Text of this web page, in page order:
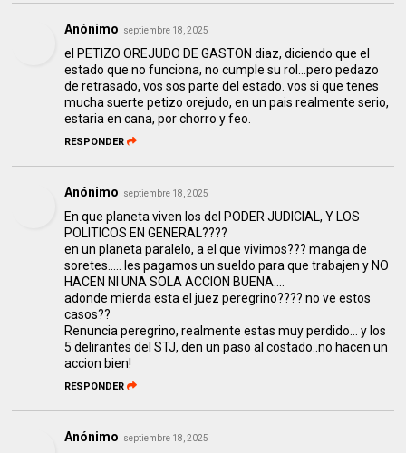
Anónimo septiembre 18, 2025
el PETIZO OREJUDO DE GASTON diaz, diciendo que el
estado que no funciona, no cumple su rol...pero pedazo
de retrasado, vos sos parte del estado. vos si que tenes
mucha suerte petizo orejudo, en un pais realmente serio,
estaria en cana, por chorro y feo.
RESPONDER
Anónimo septiembre 18, 2025
En que planeta viven los del PODER JUDICIAL, Y LOS
POLITICOS EN GENERAL????
en un planeta paralelo, a el que vivimos??? manga de
soretes..... les pagamos un sueldo para que trabajen y NO
HACEN NI UNA SOLA ACCION BUENA....
adonde mierda esta el juez peregrino???? no ve estos
casos??
Renuncia peregrino, realmente estas muy perdido... y los
5 delirantes del STJ, den un paso al costado..no hacen un
accion bien!
RESPONDER
Anónimo septiembre 18, 2025